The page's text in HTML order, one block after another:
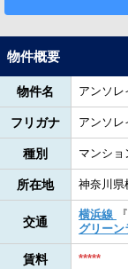
物件概要
物件名 アンソレ
フリガナ アンソレ
種別 マンショ
所在地 神奈川県
交通
横浜線 『
グリーン
賃料 *****